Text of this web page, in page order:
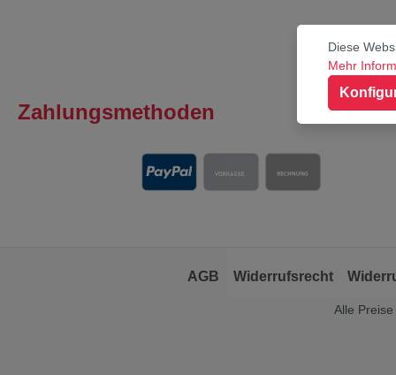
Zahlungsmethoden
AGB Widerrufsrecht
Alle
Diese
Mehr